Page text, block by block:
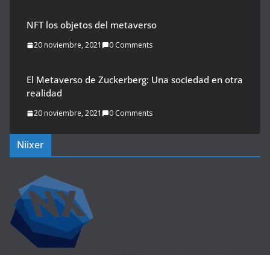
NFT los objetos del metaverso
20 noviembre, 2021 0 Comments
El Metaverso de Zuckerberg: Una sociedad en otra
realidad
20 noviembre, 2021 0 Comments
Niixer